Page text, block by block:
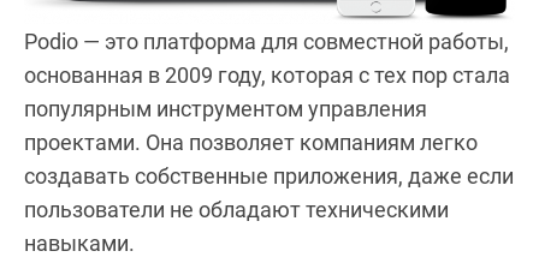
Podio — это платформа для совместной работы,
основанная в 2009 году, которая с тех пор стала
популярным инструментом управления
проектами. Она позволяет компаниям легко
создавать собственные приложения, даже если
пользователи не обладают техническими
навыками.